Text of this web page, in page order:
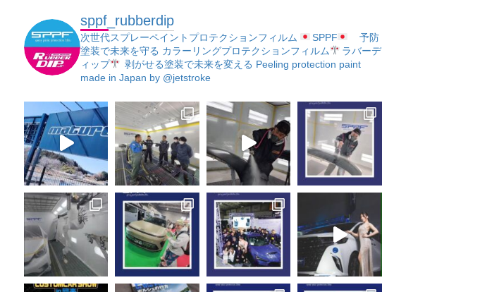
sppf_rubberdip
次世代スプレーペイントプロテクションフィルム SPPF
予防
塗装で未来を守る カラーリングプロテクションフィルム
ラバーデ
ィップ
剥がせる塗装で未来を変える Peeling protection paint
made in Japan by @jetstroke